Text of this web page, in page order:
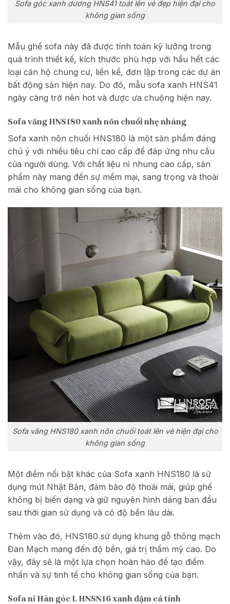
Sofa góc xanh dương HNS41 toát lên vẻ đẹp hiện đại cho
không gian sống
Mẫu ghế sofa này đã được tính toán kỹ lưỡng trong
quá trình thiết kế, kích thước phù hợp với hầu hết các
loại căn hộ chung cư, liền kề, đơn lập trong các dự án
bất động sản hiện nay. Do đó, mẫu sofa xanh HNS41
ngày càng trở nên hot và được ưa chuộng hiện nay.
Sofa văng HNS180 xanh nõn chuối nhẹ nhàng
Sofa xanh nõn chuối HNS180 là một sản phẩm đáng
chú ý với nhiều tiêu chí cao cấp để đáp ứng nhu cầu
của người dùng. Với chất liệu nỉ nhung cao cấp, sản
phẩm này mang đến sự mềm mại, sang trọng và thoải
mái cho không gian sống của bạn.
Sofa văng HNS180 xanh nõn chuối toát lên vẻ hiện đại cho
không gian sống
Một điểm nổi bật khác của Sofa xanh HNS180 là sử
dụng mút Nhật Bản, đảm bảo độ thoải mái, giúp ghế
không bị biến dạng và giữ nguyên hình dáng ban đầu
sau thời gian sử dụng và có độ bền lâu dài.
Thêm vào đó, HNS180 sử dụng khung gỗ thông mạch
Đan Mạch mang đến độ bền, giá trị thẩm mỹ cao. Do
vậy, đây sẽ là một lựa chọn hoàn hảo để tạo điểm
nhấn và sự tinh tế cho không gian sống của bạn.
Sofa nỉ Hàn góc L HNSN16 xanh đậm cá tính